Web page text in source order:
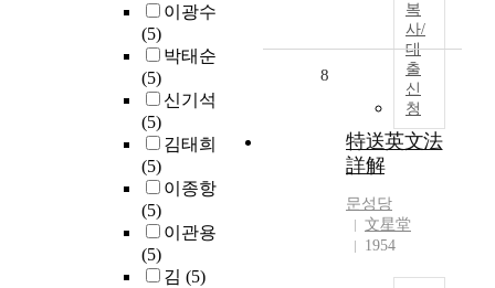
이광수
(5)
박태순
(5)
신기석
(5)
김태희
(5)
이종항
(5)
이관용
(5)
김 (5)
복
사/
대
출
신
청
8
特送英文法
詳解
문성당
文星堂
1954